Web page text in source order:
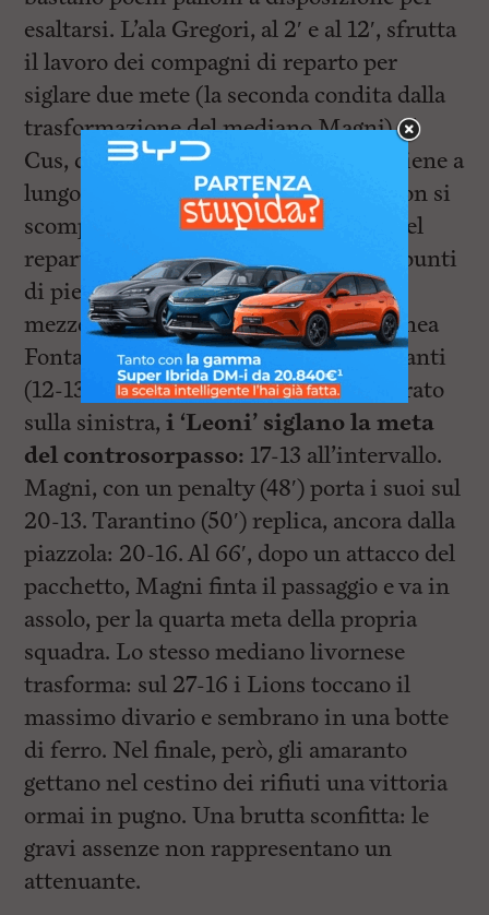
esaltarsi. L’ala Gregori, al 2′ e al 12′, sfrutta
il lavoro dei compagni di reparto per
siglare due mete (la seconda condita dalla
trasformazione del mediano Magni). Il
Cus, con la sua organizzata mischia, tiene a
lungo il possesso dell’ovale. I pisani non si
scompongono di fronte alla velocità del
reparto arretrato ‘nemico’ e con otto punti
di piede di Tarantino e con la meta in
mezzo ai pali del dinamico seconda linea
Fontanini, mettono, al 27′, il muso avanti
(12-13). Ancora una volta su attacco tirato
sulla sinistra,i ‘Leoni’ siglano la meta
del controsorpasso: 17-13 all’intervallo.
Magni, con un penalty (48′) porta i suoi sul
20-13. Tarantino (50′) replica, ancora dalla
piazzola: 20-16. Al 66′, dopo un attacco del
pacchetto, Magni finta il passaggio e va in
assolo, per la quarta meta della propria
squadra. Lo stesso mediano livornese
trasforma: sul 27-16 i Lions toccano il
massimo divario e sembrano in una botte
di ferro. Nel finale, però, gli amaranto
gettano nel cestino dei rifiuti una vittoria
ormai in pugno. Una brutta sconfitta: le
gravi assenze non rappresentano un
attenuante.